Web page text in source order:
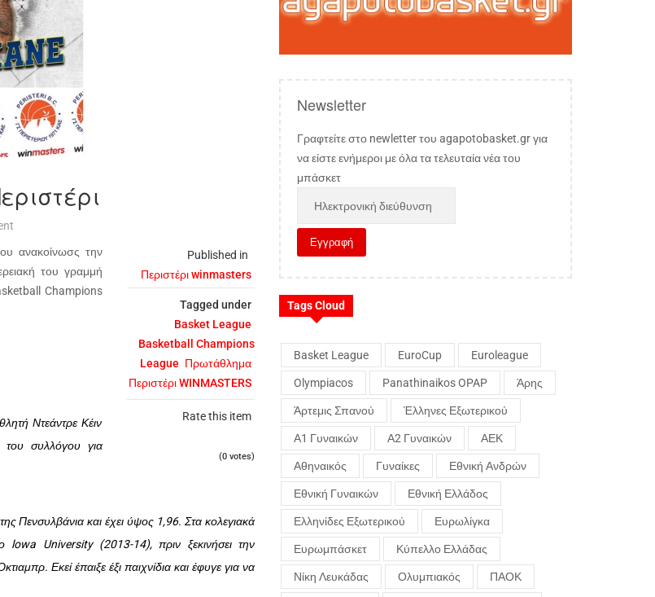
Published in
Περιστέρι winmasters
Tagged under
Basket League
Basketball Champions
League Πρωτάθλημα
Περιστέρι WINMASTERS
Rate this item
(0 votes)
ανακοίνωσς την
του γραμμή
Champions
Ντεάντρε Κέιν
συλλόγου για
Πενσυλβάνια και έχει ύψος 1,96. Στα κολεγιακά
University (2013-14), πριν ξεκινήσει την
Εκεί έπαιξε έξι παιχνίδια και έφυγε για να
Newsletter
Γραφτείτε στο newletter του agapotobasket.gr για
να είστε ενήμεροι με όλα τα τελευταία νέα του
μπάσκετ
Tags Cloud
Basket League EuroCup Euroleague
Olympiacos Panathinaikos OPAP Άρης
Άρτεμις Σπανού Έλληνες Εξωτερικού
Α1 Γυναικών Α2 Γυναικών ΑΕΚ
Αθηναικός Γυναίκες Εθνική Ανδρών
Εθνική Γυναικών Εθνική Ελλάδος
Ελληνίδες Εξωτερικού Ευρωλίγκα
Ευρωμπάσκετ Κύπελλο Ελλάδας
Νίκη Λευκάδας Ολυμπιακός ΠΑΟΚ